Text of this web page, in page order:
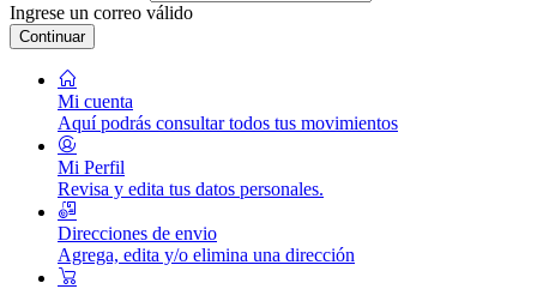
Ingrese un correo válido
Continuar
Mi cuenta
Aquí podrás consultar todos tus movimientos
Mi Perfil
Revisa y edita tus datos personales.
Direcciones de envio
Agrega, edita y/o elimina una dirección